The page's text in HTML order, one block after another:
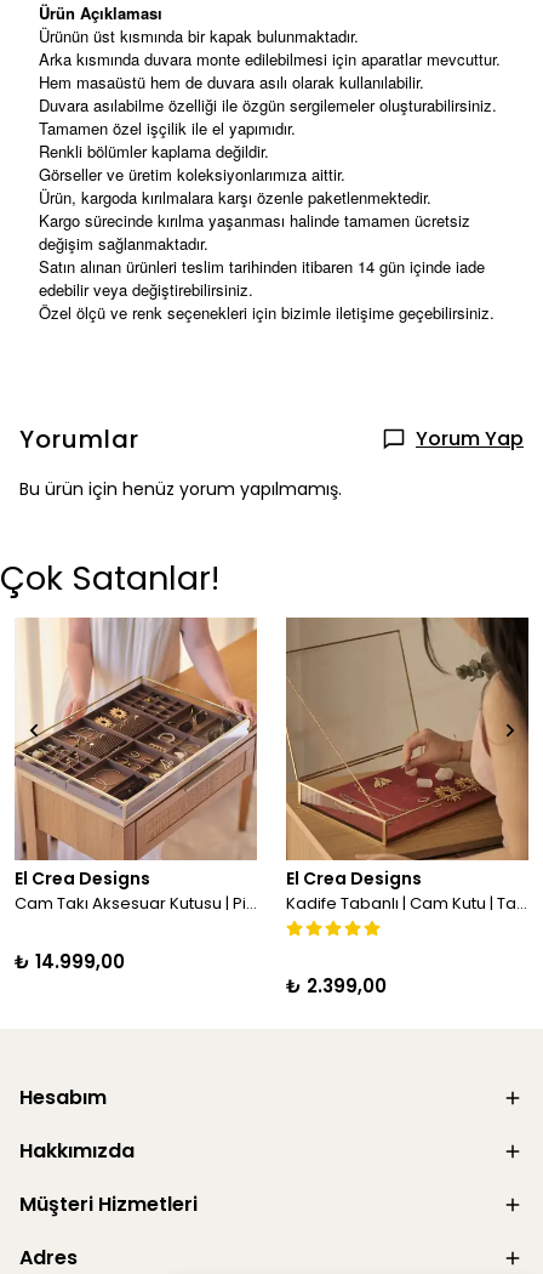
Ürün Açıklaması
Ürünün üst kısmında bir kapak bulunmaktadır.
Arka kısmında duvara monte edilebilmesi için aparatlar mevcuttur.
Hem masaüstü hem de duvara asılı olarak kullanılabilir.
Duvara asılabilme özelliği ile özgün sergilemeler oluşturabilirsiniz.
Tamamen özel işçilik ile el yapımıdır.
Renkli bölümler kaplama değildir.
Görseller ve üretim koleksiyonlarımıza aittir.
Ürün, kargoda kırılmalara karşı özenle paketlenmektedir.
Kargo sürecinde kırılma yaşanması halinde tamamen ücretsiz
değişim sağlanmaktadır.
Satın alınan ürünleri teslim tarihinden itibaren 14 gün içinde iade
edebilir veya değiştirebilirsiniz.
Özel ölçü ve renk seçenekleri için bizimle iletişime geçebilirsiniz.
Yorumlar Yorum Yap
Bu ürün için henüz yorum yapılmamış.
Çok Satanlar!
El Crea Designs
Cam Takı Aksesuar Kutusu | Pirinç | Gold | 55x40x8 cm
₺ 14.999,00
El Crea Designs
Kadife Tabanlı | Cam Kutu | Takı, Aksesuar, Sunum Kutusu | Pirinç & Gold | 35x25x5cm
₺ 2.399,00
Hesabım
Hakkımızda
Müşteri Hizmetleri
Adres